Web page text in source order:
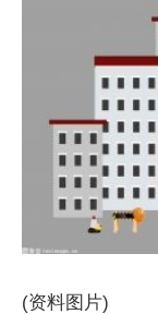
(资料图片)